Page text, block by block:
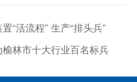
“活流程” 生产“排头兵”
林市十大行业百名标兵